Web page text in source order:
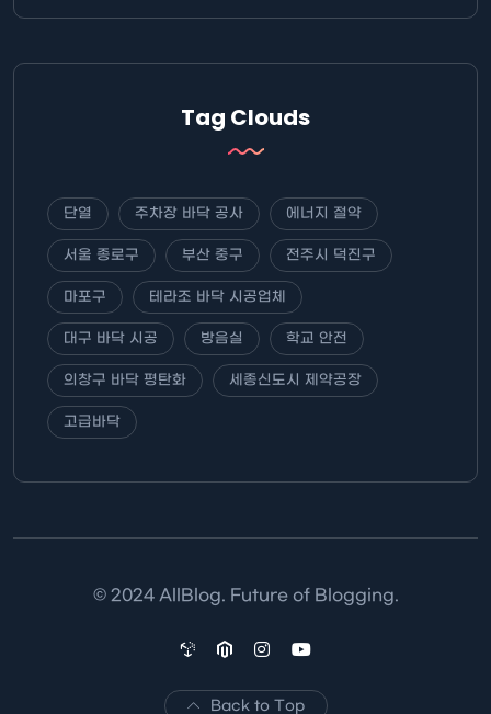
Tag Clouds
단열 주차장 바닥 공사 에너지 절약
서울 종로구 부산 중구 전주시 덕진구
마포구 테라조 바닥 시공업체
대구 바닥 시공 방음실 학교 안전
의창구 바닥 평탄화 세종신도시 제약공장
고급바닥
© 2024 AllBlog. Future of Blogging.
Back to Top